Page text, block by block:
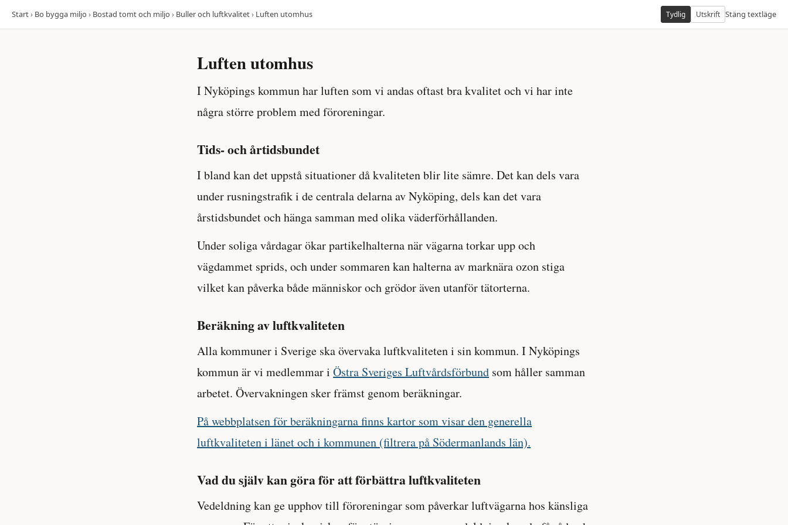
Start› Bo bygga miljo › Bostad tomt och miljo › Buller och luftkvalitet› Luften utomhus Tydlig Utskrift Stäng textläge
Luften utomhus
I Nyköpings kommun har luften som vi andas oftast bra kvalitet och vi har inte
några större problem med föroreningar.
Tids- och årtidsbundet
I bland kan det uppstå situationer då kvaliteten blir lite sämre. Det kan dels vara
under rusningstrafik i de centrala delarna av Nyköping, dels kan det vara
årstidsbundet och hänga samman med olika väderförhållanden.
Under soliga vårdagar ökar partikelhalterna när vägarna torkar upp och
vägdammet sprids, och under sommaren kan halterna av marknära ozon stiga
vilket kan påverka både människor och grödor även utanför tätorterna.
Beräkning av luftkvaliteten
Alla kommuner i Sverige ska övervaka luftkvaliteten i sin kommun. I Nyköpings
kommun är vi medlemmar i Östra Sveriges Luftvårdsförbund som håller samman
arbetet. Övervakningen sker främst genom beräkningar.
På webbplatsen för beräkningarna finns kartor som visar den generella
luftkvaliteten i länet och i kommunen (filtrera på Södermanlands län).
Vad du själv kan göra för att förbättra luftkvaliteten
Vedeldning kan ge upphov till föroreningar som påverkar luftvägarna hos känsliga